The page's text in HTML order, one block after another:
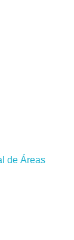
de Áreas